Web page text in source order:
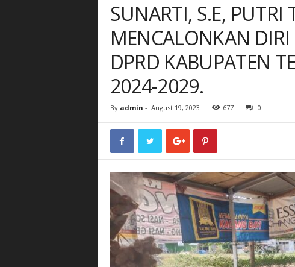
SUNARTI, S.E, PUTRI
MENCALONKAN
DPRD KABUPATEN
2024-2029.
By admin - August 19, 2023 677 0